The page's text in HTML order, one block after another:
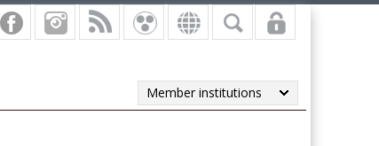
Member institutions